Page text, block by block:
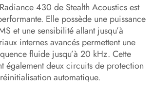
430 de Stealth Acoustics est
Elle possède une puissance
et une sensibilité allant jusqu’à
internes avancés permettent une
fluide jusqu’à 20 kHz. Cette
également deux circuits de protection
automatique.